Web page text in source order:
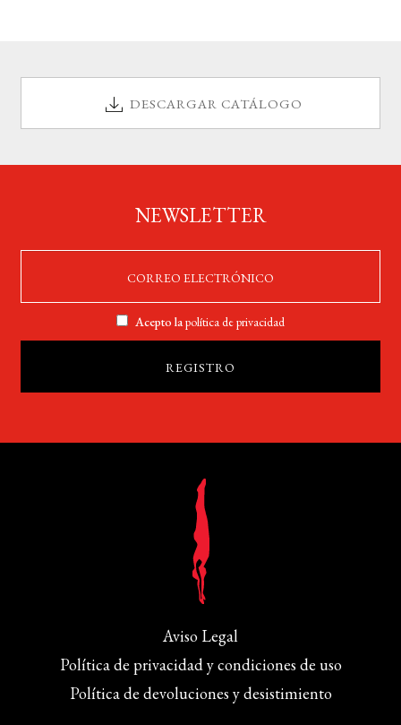
DESCARGAR CATÁLOGO
NEWSLETTER
Acepto lapolítica de privacidad
Aviso Legal
Política de privacidad y condiciones de uso
Política de devoluciones y desistimiento